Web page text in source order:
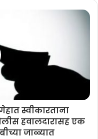
स्वीकारताना
हवालदारासह एक
जाळ्यात